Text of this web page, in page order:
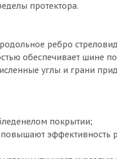
протектора.
ребро
обеспечивает шине
углы и грани
покрытии;
эффективность